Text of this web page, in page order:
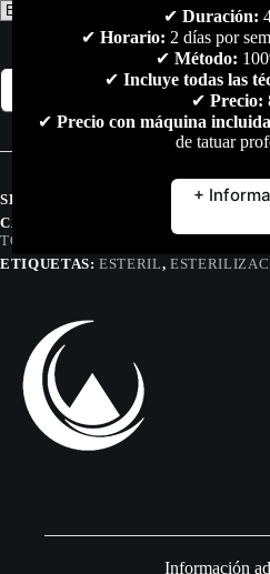
Rollos
esterilización
Varios
Añadir
SKU:
CATEGORÍAS:
TODO
ETIQUETAS:ESTERIL,
Información
✔ Duración:
✔ Horario: 2 días por
✔ Método:
✔ Incluye todas las
✔ Precio:
✔ Precio con máquina
de tatuar
+